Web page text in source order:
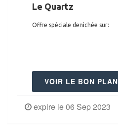
Le Quartz
Offre spéciale denichée sur:
VOIR LE BON PLAN
expire le 06 Sep 2023